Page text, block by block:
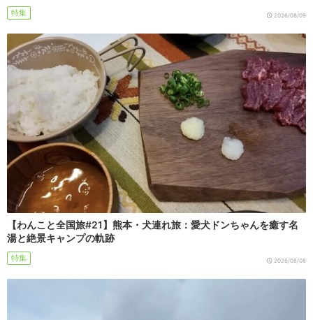
特集 2026/08/09
【わんこと全国旅#21】熊本・犬連れ旅：愛犬ドンちゃんを癒す名
湯と絶景キャンプの軌跡
特集 2026/08/08